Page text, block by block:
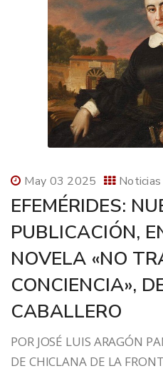
May 03 2025 Noticias
EFEMÉRIDES:
PUBLICACIÓN,
NOVELA «NO
CONCIENCIA»,
CABALLERO
POR JOSÉ LUIS ARAGÓN
DE CHICLANA DE LA